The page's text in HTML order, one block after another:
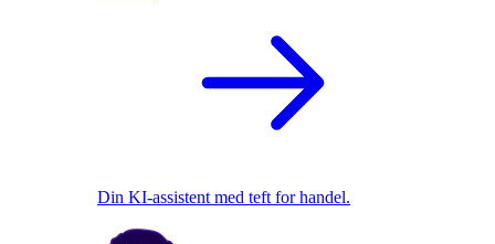
Din KI-assistent med teft for handel.